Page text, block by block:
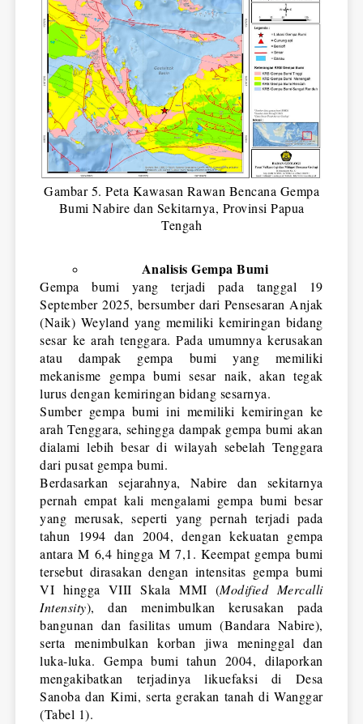
Gambar 5. Peta Kawasan Rawan Bencana Gempa
Bumi Nabire dan Sekitarnya, Provinsi Papua
Tengah
Analisis Gempa Bumi
Gempa bumi yang terjadi pada tanggal 19
September 2025, bersumber dari Pensesaran Anjak
(Naik) Weyland yang memiliki kemiringan bidang
sesar ke arah tenggara. Pada umumnya kerusakan
atau dampak gempa bumi yang memiliki
mekanisme gempa bumi sesar naik, akan tegak
lurus dengan kemiringan bidang sesarnya.
Sumber gempa bumi ini memiliki kemiringan ke
arah Tenggara, sehingga dampak gempa bumi akan
dialami lebih besar di wilayah sebelah Tenggara
dari pusat gempa bumi.
Berdasarkan sejarahnya, Nabire dan sekitarnya
pernah empat kali mengalami gempa bumi besar
yang merusak, seperti yang pernah terjadi pada
tahun 1994 dan 2004, dengan kekuatan gempa
antara M 6,4 hingga M 7,1. Keempat gempa bumi
tersebut dirasakan dengan intensitas gempa bumi
VI hingga VIII Skala MMI (Modified Mercalli
Intensity), dan menimbulkan kerusakan pada
bangunan dan fasilitas umum (Bandara Nabire),
serta menimbulkan korban jiwa meninggal dan
luka-luka. Gempa bumi tahun 2004, dilaporkan
mengakibatkan terjadinya likuefaksi di Desa
Sanoba dan Kimi, serta gerakan tanah di Wanggar
(Tabel 1).